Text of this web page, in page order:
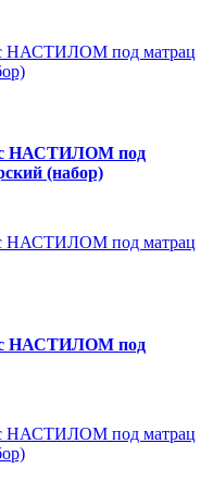
с НАСТИЛОМ под
(набор)
с НАСТИЛОМ под